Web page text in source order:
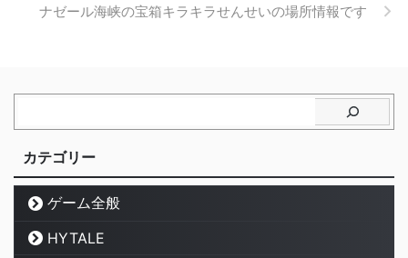
ナゼール海峡の宝箱キラキラせんせいの場所情報です
カテゴリー
ゲーム全般
HYTALE